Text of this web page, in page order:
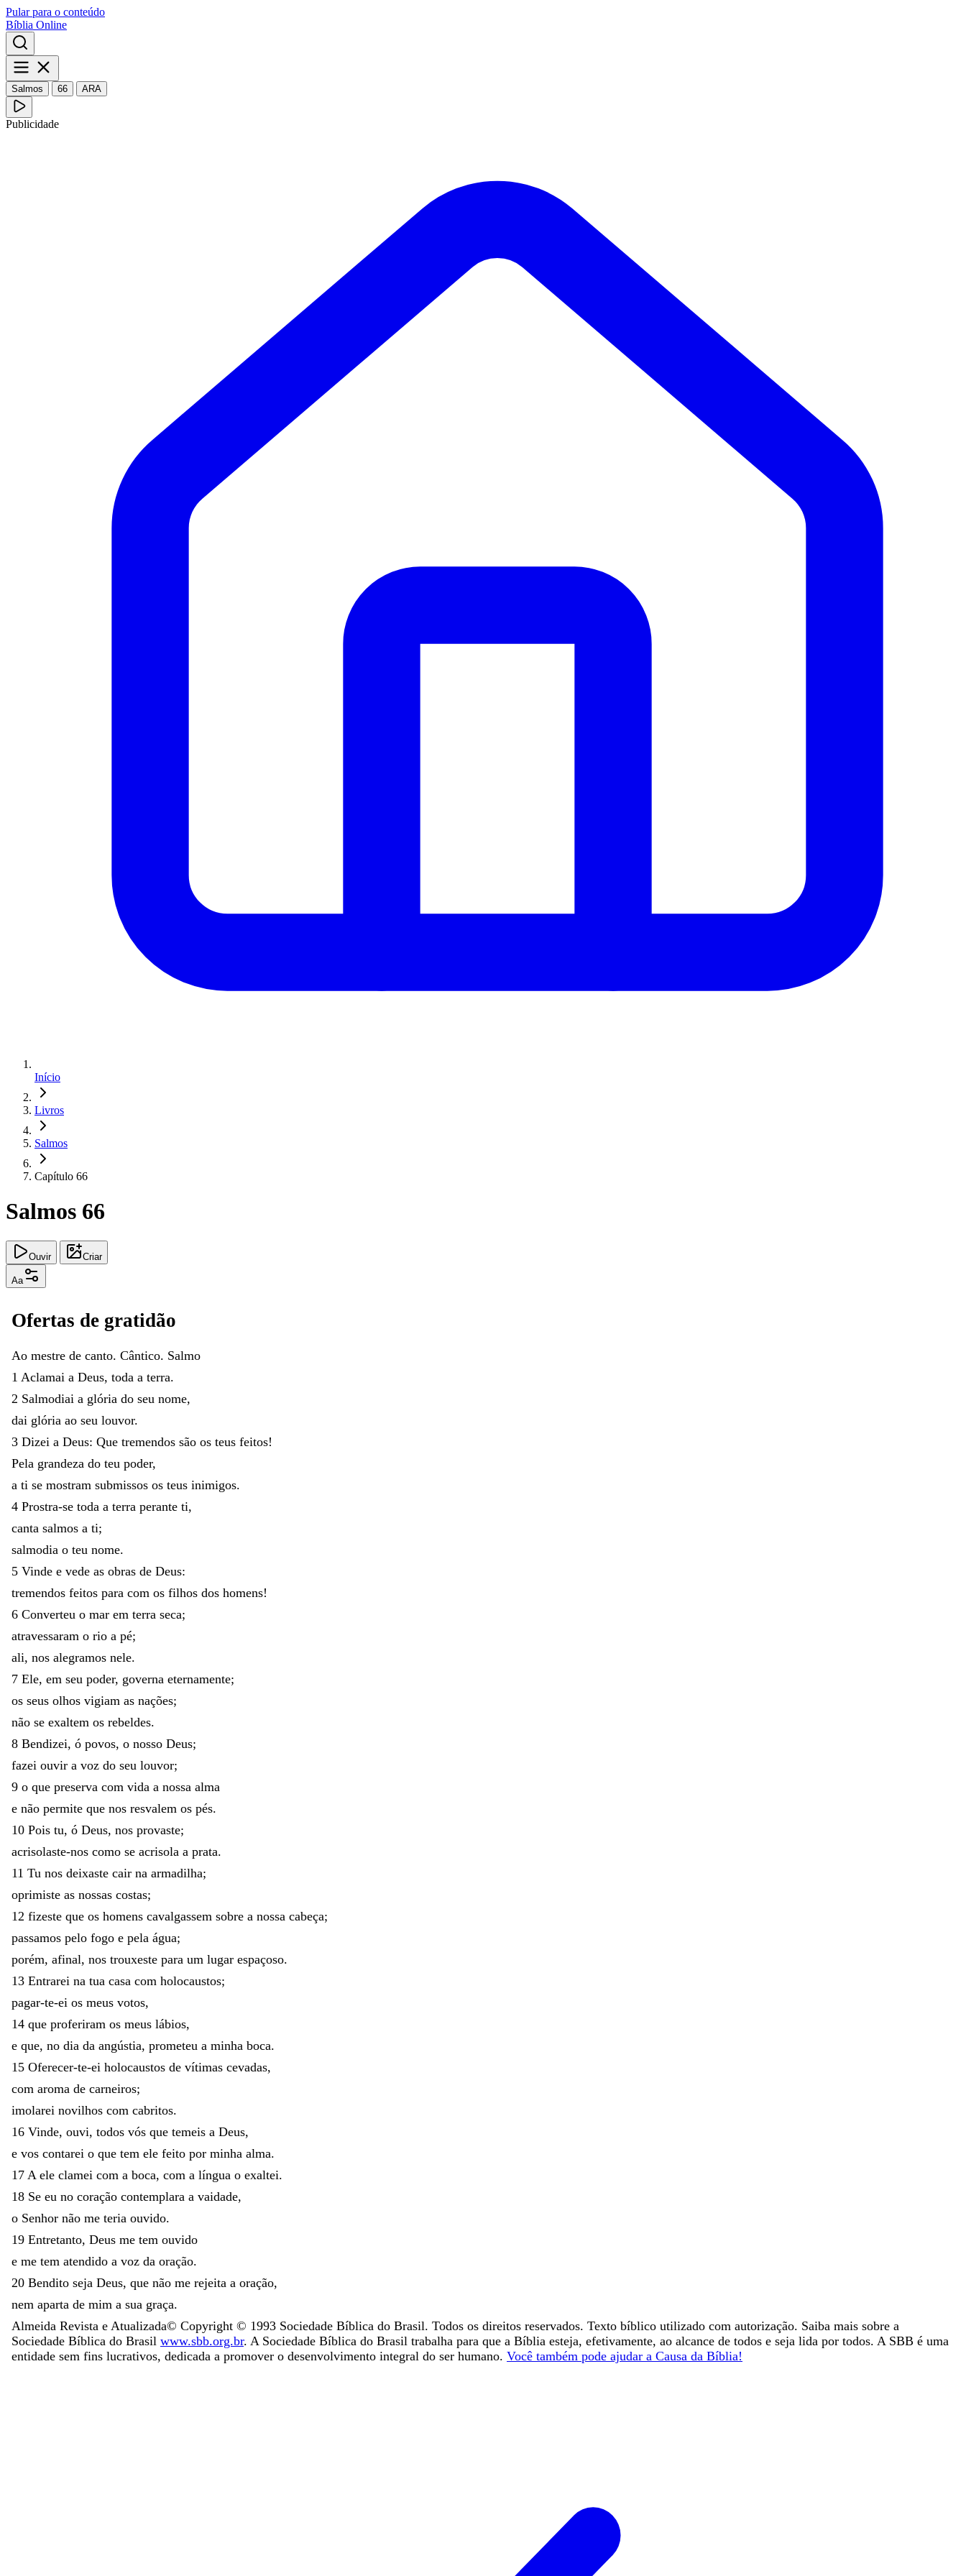
Pular para o conteúdo
Bíblia Online
Salmos 66 ARA
Publicidade
Início
Livros
Salmos
Capítulo 66
Salmos 66
Ouvir Criar
Aa
Ofertas de gratidão
Ao mestre de canto. Cântico. Salmo
1 Aclamai a Deus, toda a terra.
2 Salmodiai a glória do seu nome,
dai glória ao seu louvor.
3 Dizei a Deus: Que tremendos são os teus feitos!
Pela grandeza do teu poder,
a ti se mostram submissos os teus inimigos.
4 Prostra-se toda a terra perante ti,
canta salmos a ti;
salmodia o teu nome.
5 Vinde e vede as obras de Deus:
tremendos feitos para com os filhos dos homens!
6 Converteu o mar em terra seca;
atravessaram o rio a pé;
ali, nos alegramos nele.
7 Ele, em seu poder, governa eternamente;
os seus olhos vigiam as nações;
não se exaltem os rebeldes.
8 Bendizei, ó povos, o nosso Deus;
fazei ouvir a voz do seu louvor;
9 o que preserva com vida a nossa alma
e não permite que nos resvalem os pés.
10 Pois tu, ó Deus, nos provaste;
acrisolaste-nos como se acrisola a prata.
11 Tu nos deixaste cair na armadilha;
oprimiste as nossas costas;
12 fizeste que os homens cavalgassem sobre a nossa cabeça;
passamos pelo fogo e pela água;
porém, afinal, nos trouxeste para um lugar espaçoso.
13 Entrarei na tua casa com holocaustos;
pagar-te-ei os meus votos,
14 que proferiram os meus lábios,
e que, no dia da angústia, prometeu a minha boca.
15 Oferecer-te-ei holocaustos de vítimas cevadas,
com aroma de carneiros;
imolarei novilhos com cabritos.
16 Vinde, ouvi, todos vós que temeis a Deus,
e vos contarei o que tem ele feito por minha alma.
17 A ele clamei com a boca, com a língua o exaltei.
18 Se eu no coração contemplara a vaidade,
o Senhor não me teria ouvido.
19 Entretanto, Deus me tem ouvido
e me tem atendido a voz da oração.
20 Bendito seja Deus, que não me rejeita a oração,
nem aparta de mim a sua graça.
Almeida Revista e Atualizada© Copyright © 1993 Sociedade Bíblica do Brasil. Todos os direitos reservados. Texto bíblico utilizado com autorização. Saiba mais sobre a
Sociedade Bíblica do Brasil www.sbb.org.br. A Sociedade Bíblica do Brasil trabalha para que a Bíblia esteja, efetivamente, ao alcance de todos e seja lida por todos. A SBB é uma
entidade sem fins lucrativos, dedicada a promover o desenvolvimento integral do ser humano. Você também pode ajudar a Causa da Bíblia!